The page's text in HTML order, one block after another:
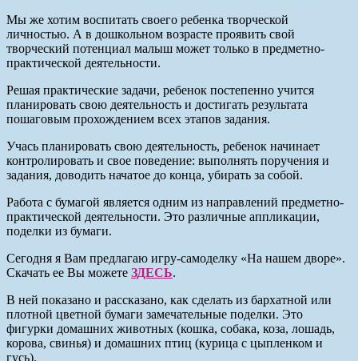
Мы же хотим воспитать своего ребенка творческой
личностью. А в дошкольном возрасте проявить свой
творческий потенциал малыш может только в предметно-
практической деятельности.
Решая практические задачи, ребенок постепенно учится
планировать свою деятельность и достигать результата
пошаговым прохождением всех этапов задания.
Учась планировать свою деятельность, ребенок начинает
контролировать и свое поведение: выполнять поручения и
задания, доводить начатое до конца, убирать за собой.
Работа с бумагой является одним из направлений предметно-
практической деятельности. Это различные аппликации,
поделки из бумаги.
Сегодня я Вам предлагаю игру-самоделку «На нашем дворе».
Скачать ее Вы можете ЗДЕСЬ.
В ней показано и рассказано, как сделать из бархатной или
плотной цветной бумаги замечательные поделки. Это
фигурки домашних животных (кошка, собака, коза, лошадь,
корова, свинья) и домашних птиц (курица с цыпленком и
гусь).